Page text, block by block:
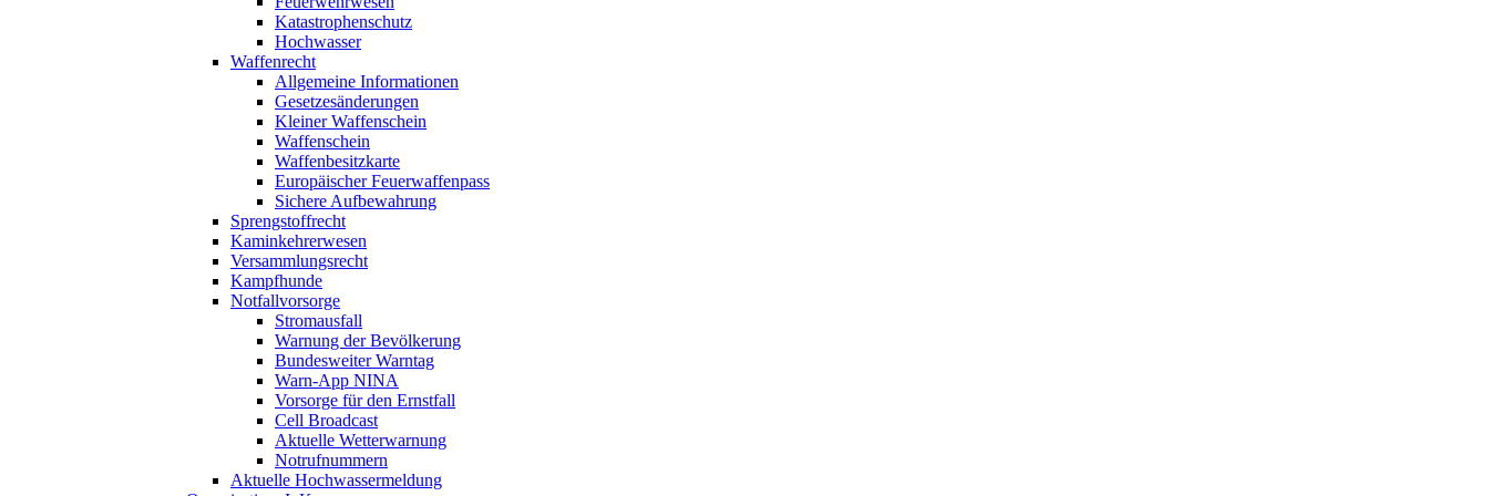
Katastrophenschutz
Hochwasser
Waffenrecht
Allgemeine Informationen
Gesetzesänderungen
Kleiner Waffenschein
Waffenschein
Waffenbesitzkarte
Europäischer Feuerwaffenpass
Sichere Aufbewahrung
Sprengstoffrecht
Kaminkehrerwesen
Versammlungsrecht
Kampfhunde
Notfallvorsorge
Stromausfall
Warnung der Bevölkerung
Bundesweiter Warntag
Warn-App NINA
Vorsorge für den Ernstfall
Cell Broadcast
Aktuelle Wetterwarnung
Notrufnummern
Aktuelle Hochwassermeldung